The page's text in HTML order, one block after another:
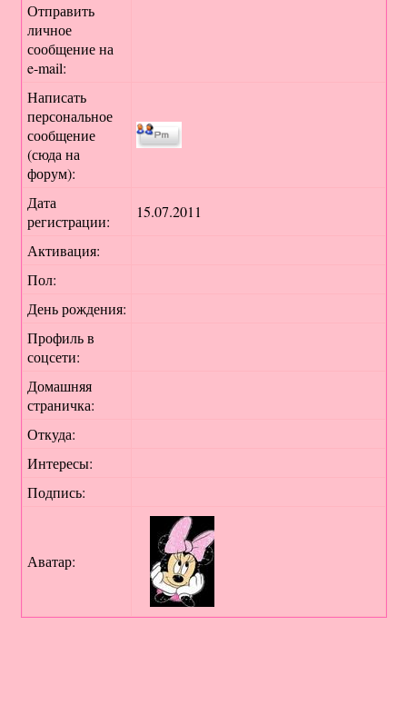
Отправить
личное
сообщение на
e-mail:
Написать
персональное
сообщение
(сюда на
форум):
Дата
регистрации:
15.07.2011
Активация:
Пол:
День рождения:
Профиль в
соцсети:
Домашняя
страничка:
Откуда:
Интересы:
Подпись:
Аватар: